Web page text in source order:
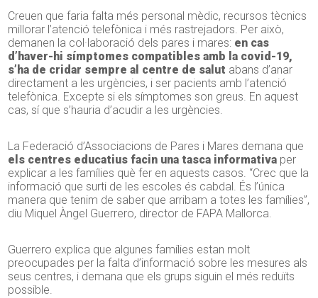
Creuen que faria falta més personal mèdic, recursos tècnics
millorar l’atenció telefònica i més rastrejadors. Per això,
demanen la col·laboració dels pares i mares: en cas
d’haver-hi símptomes compatibles amb la covid-19,
s’ha de cridar sempre al centre de salut abans d’anar
directament a les urgències, i ser pacients amb l’atenció
telefònica. Excepte si els símptomes son greus. En aquest
cas, sí que s’hauria d’acudir a les urgències.
La Federació d’Associacions de Pares i Mares demana que
els centres educatius facin una tasca informativa per
explicar a les famílies què fer en aquests casos. “Crec que la
informació que surti de les escoles és cabdal. És l’única
manera que tenim de saber que arribam a totes les famílies”,
diu Miquel Àngel Guerrero, director de FAPA Mallorca.
Guerrero explica que algunes famílies estan molt
preocupades per la falta d’informació sobre les mesures als
seus centres, i demana que els grups siguin el més reduïts
possible.